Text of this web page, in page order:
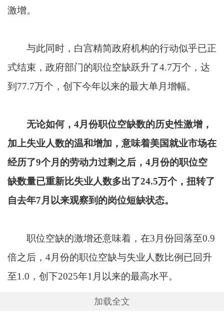
激增。
与此同时，白宫精简政府机构的行动似乎已正
式结束，政府部门的职位空缺跃升了4.7万个，达
到77.7万个，创下今年以来的最大单月增幅。
无论如何，4月份职位空缺数的历史性激增，
加上失业人数的温和增加，意味着美国就业市场在
经历了9个月的劳动力过剩之后，4月份的职位空
缺数量已重新比失业人数多出了24.5万个，扭转了
自去年7月以来观察到的岗位短缺状态。
职位空缺的激增还意味着，在3月份回落至0.9
倍之后，4月份的职位空缺与失业人数比例已回升
至1.0，创下2025年1月以来的最高水平。
加载全文